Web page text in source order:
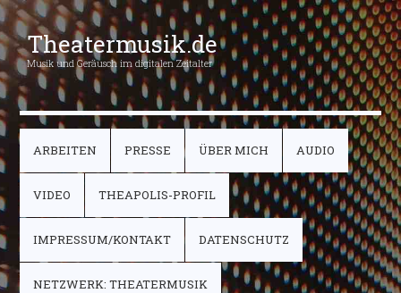
Theatermusik.de
Musik und Geräusch im digitalen Zeitalter
ARBEITEN PRESSE ÜBER MICH AUDIO
VIDEO THEAPOLIS-PROFIL
IMPRESSUM/KONTAKT DATENSCHUTZ
NETZWERK: THEATERMUSIK